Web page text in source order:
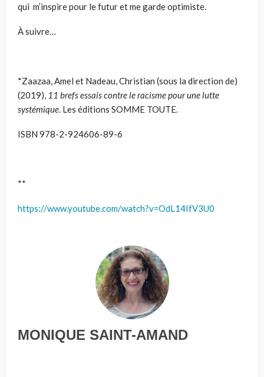
qui m’inspire pour le futur et me garde optimiste.
À suivre…
*Zaazaa, Amel et Nadeau, Christian (sous la direction de)
(2019), 11 brefs essais contre le racisme pour une lutte
systémique. Les éditions SOMME TOUTE.
ISBN 978-2-924606-89-6
**
https://www.youtube.com/watch?v=OdL14IfV3U0
MONIQUE SAINT-AMAND